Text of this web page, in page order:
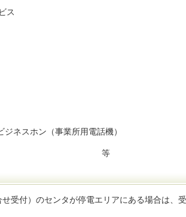
ス
ネスホン（事業所用電話機）
等
受付）のセンタが停電エリアにある場合は、